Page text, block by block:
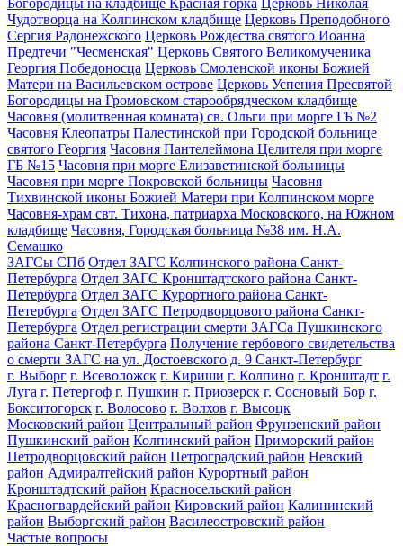
Богородицы на кладбище Красная горка Церковь Николая
Чудотворца на Колпинском кладбище Церковь Преподобного
Сергия Радонежского Церковь Рождества святого Иоанна
Предтечи "Чесменская" Церковь Святого Великомученика
Георгия Победоносца Церковь Смоленской иконы Божией
Матери на Васильевском острове Церковь Успения Пресвятой
Богородицы на Громовском старообрядческом кладбище
Часовня (молитвенная комната) св. Ольги при морге ГБ №2
Часовня Клеопатры Палестинской при Городской больнице
святого Георгия Часовня Пантелеймона Целителя при морге
ГБ №15 Часовня при морге Елизаветинской больницы
Часовня при морге Покровской больницы Часовня
Тихвинской иконы Божией Матери при Колпинском морге
Часовня-храм свт. Тихона, патриарха Московского, на Южном
кладбище Часовня, Городская больница №38 им. Н.А.
Семашко
ЗАГСы СПб Отдел ЗАГС Колпинского района Санкт-
Петербурга Отдел ЗАГС Кронштадтского района Санкт-
Петербурга Отдел ЗАГС Курортного района Санкт-
Петербурга Отдел ЗАГС Петродворцового района Санкт-
Петербурга Отдел регистрации смерти ЗАГСа Пушкинского
района Санкт-Петербурга Получение гербового свидетельства
о смерти ЗАГС на ул. Достоевского д. 9 Санкт-Петербург
г. Выборг г. Всеволожск г. Кириши г. Колпино г. Кронштадт г.
Луга г. Петергоф г. Пушкин г. Приозерск г. Сосновый Бор г.
Бокситогорск г. Волосово г. Волхов г. Высоцк
Московский район Центральный район Фрунзенский район
Пушкинский район Колпинский район Приморский район
Петродворцовский район Петроградский район Невский
район Адмиралтейский район Курортный район
Кронштадтский район Красносельский район
Красногвардейский район Кировский район Калининский
район Выборгский район Василеостровский район
Частые вопросы